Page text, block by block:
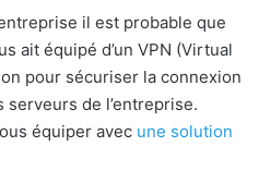
il est probable que
ait équipé d’un VPN (Virtual
pour sécuriser la connexion
de l’entreprise.
équiper avec une solution